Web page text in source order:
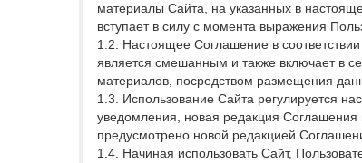
материалы Сайта, на указанных в
вступает в силу с момента выражения
1.2. Настоящее Соглашение в
является смешанным и также включает в
материалов, посредством размещения
1.3. Использование Сайта регулируется
уведомления, новая редакция Соглашения
предусмотрено новой редакцией
1.4. Начиная использовать Сайт,